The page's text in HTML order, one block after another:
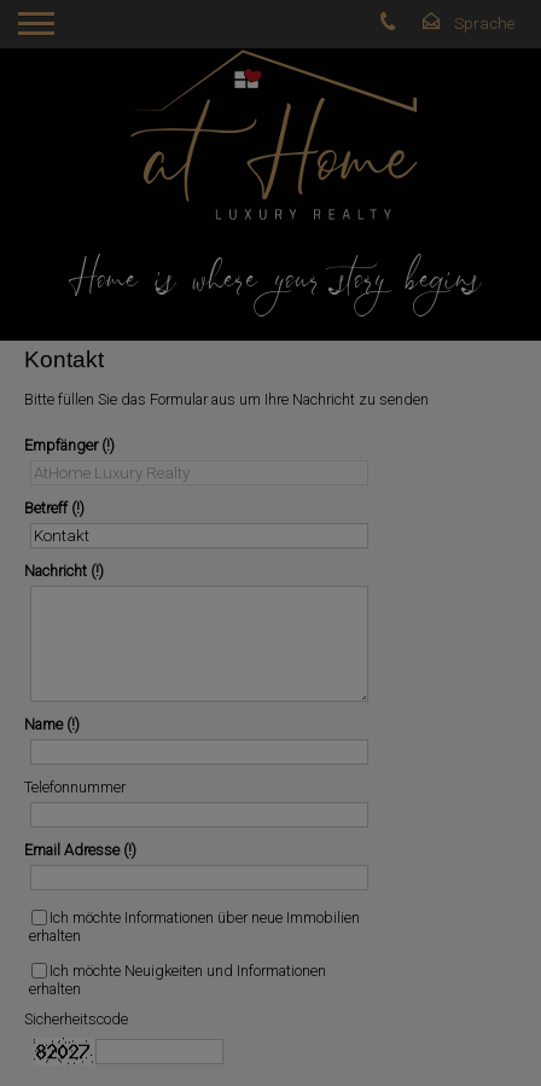
Home is where your story begins
Kontakt
Bitte füllen Sie das Formular aus um Ihre Nachricht zu senden
Empfänger
Betreff
Nachricht
Name
Telefonnummer
Email Adresse
Ich möchte Informationen über neue Immobilien
erhalten
Ich möchte Neuigkeiten und Informationen
erhalten
Sicherheitscode